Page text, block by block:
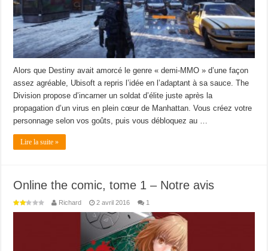
Alors que Destiny avait amorcé le genre « demi-MMO » d’une façon
assez agréable, Ubisoft a repris l’idée en l’adaptant à sa sauce. The
Division propose d’incarner un soldat d’élite juste après la
propagation d’un virus en plein cœur de Manhattan. Vous créez votre
personnage selon vos goûts, puis vous débloquez au …
Lire la suite »
Online the comic, tome 1 – Notre avis
Richard 2 avril 2016 1